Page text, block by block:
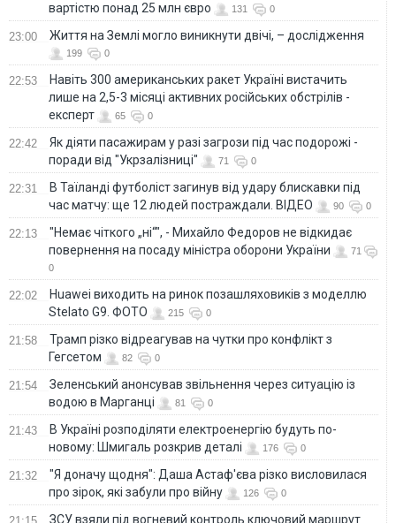
вартістю понад 25 млн євро
131 0
23:00 Життя на Землі могло виникнути двічі, – дослідження
199 0
22:53
Навіть 300 американських ракет Україні вистачить
лише на 2,5-3 місяці активних російських обстрілів -
експерт
65 0
22:42
Як діяти пасажирам у разі загрози під час подорожі -
поради від "Укрзалізниці"
71 0
22:31
В Таїланді футболіст загинув від удару блискавки під
час матчу: ще 12 людей постраждали. ВІДЕО
90 0
22:13
"Немає чіткого „ні“", - Михайло Федоров не відкидає
повернення на посаду міністра оборони України
71
0
22:02
Huawei виходить на ринок позашляховиків з моделлю
Stelato G9. ФОТО
215 0
21:58
Трамп різко відреагував на чутки про конфлікт з
Гегсетом
82 0
21:54
Зеленський анонсував звільнення через ситуацію із
водою в Марганці
81 0
21:43
В Україні розподіляти електроенергію будуть по-
новому: Шмигаль розкрив деталі
176 0
21:32
"Я доначу щодня": Даша Астаф'єва різко висловилася
про зірок, які забули про війну
126 0
ЗСУ взяли під вогневий контроль ключовий маршрут